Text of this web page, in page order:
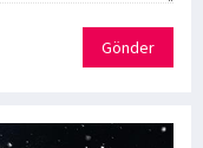
Gönder